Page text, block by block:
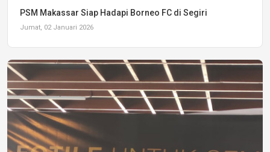
PSM Makassar Siap Hadapi Borneo FC di Segiri
Jumat, 02 Januari 2026